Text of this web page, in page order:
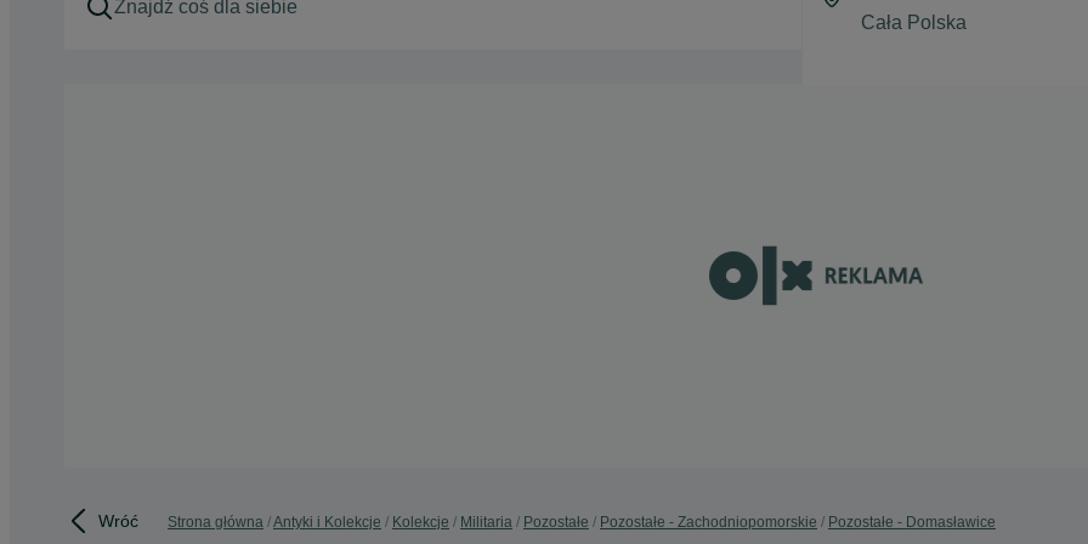
Wróć Strona główna Antyki i Kolekcje Kolekcje Militaria Pozostałe Pozostałe - Zachodniopomorskie Pozostałe - Domasławice